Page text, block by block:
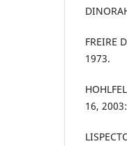
FREIRE
1973.
16,